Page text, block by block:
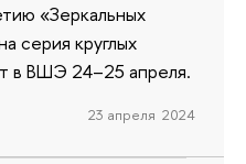
«Зеркальных
серия круглых
в ВШЭ 24–25 апреля.
23 апреля 2024